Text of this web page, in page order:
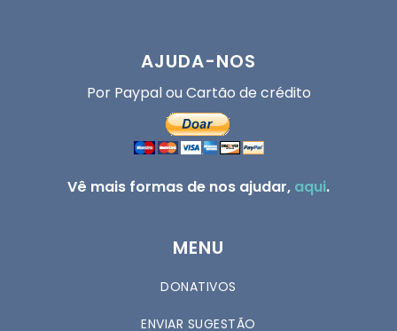
AJUDA-NOS
Por Paypal ou Cartão de crédito
Vê mais formas de nos ajudar, aqui.
MENU
DONATIVOS
ENVIAR SUGESTÃO